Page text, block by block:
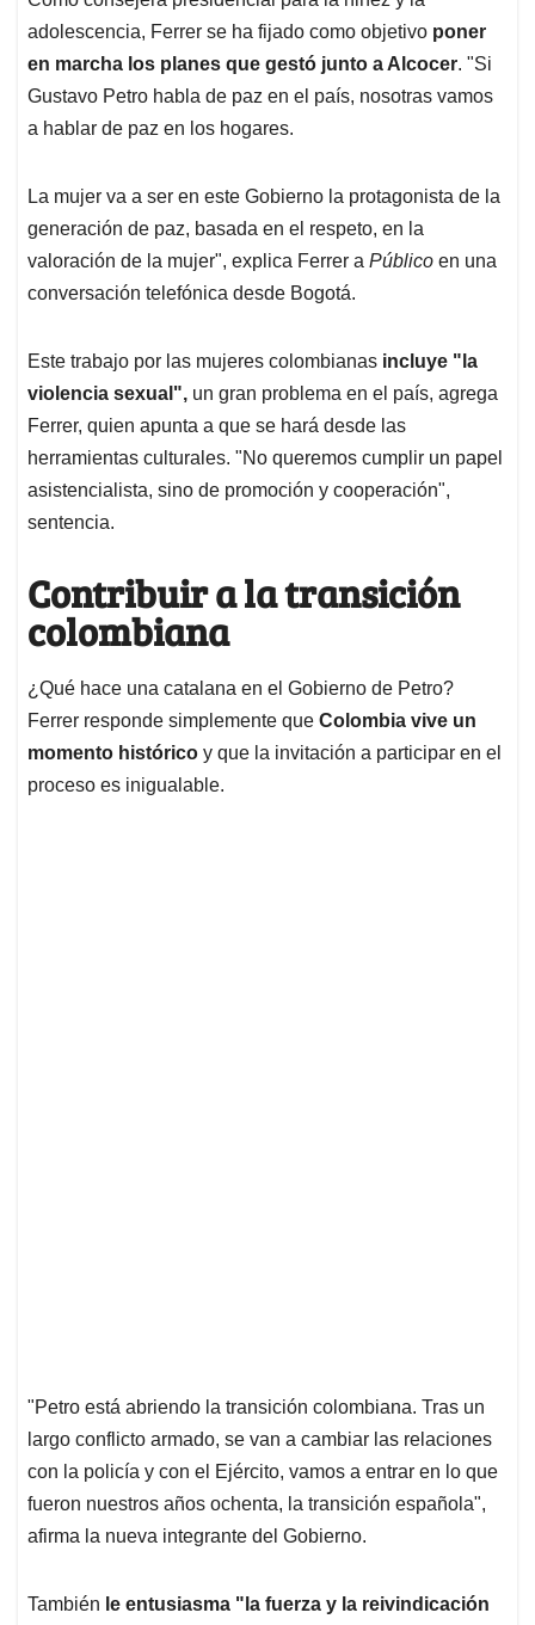
adolescencia, Ferrer se ha fijado como objetivo poner
en marcha los planes que gestó junto a Alcocer. "Si
Gustavo Petro habla de paz en el país, nosotras vamos
a hablar de paz en los hogares.
La mujer va a ser en este Gobierno la protagonista de la
generación de paz, basada en el respeto, en la
valoración de la mujer", explica Ferrer a Público en una
conversación telefónica desde Bogotá.
Este trabajo por las mujeres colombianas incluye "la
violencia sexual", un gran problema en el país, agrega
Ferrer, quien apunta a que se hará desde las
herramientas culturales. "No queremos cumplir un papel
asistencialista, sino de promoción y cooperación",
sentencia.
Contribuir a la transición
colombiana
¿Qué hace una catalana en el Gobierno de Petro?
Ferrer responde simplemente que Colombia vive un
momento histórico y que la invitación a participar en el
proceso es inigualable.
"Petro está abriendo la transición colombiana. Tras un
largo conflicto armado, se van a cambiar las relaciones
con la policía y con el Ejército, vamos a entrar en lo que
fueron nuestros años ochenta, la transición española",
afirma la nueva integrante del Gobierno.
También le entusiasma "la fuerza y la reivindicación